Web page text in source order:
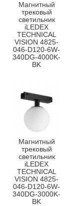
Магнитный
трековый
светильник
iLEDEX
TECHNICAL
VISION 4825-
046-D120-6W-
340DG-4000K-
BK
Магнитный
трековый
светильник
iLEDEX
TECHNICAL
VISION 4825-
046-D120-6W-
340DG-3000K-
BK